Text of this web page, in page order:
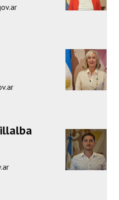
- Registro